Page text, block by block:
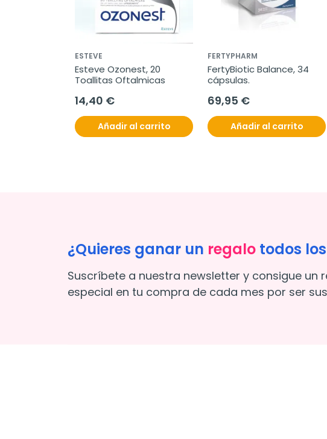
ESTEVE
Esteve Ozonest, 20
Toallitas Oftalmicas
14,40 €
Añadir al carrito
FERTYPHARM
FertyBiotic Balance, 34
cápsulas.
69,95 €
Añadir al carrito
¿Quieres ganar un regalo todos
Suscríbete a nuestra newsletter y consigue un
especial en tu compra de cada mes por ser